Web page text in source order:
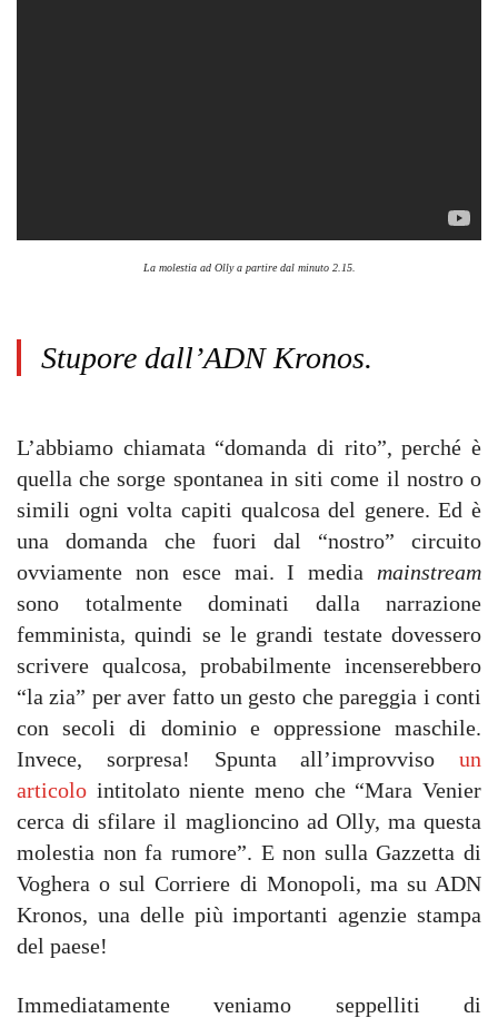
La molestia ad Olly a partire dal minuto 2.15.
Stupore dall’ADN Kronos.
L’abbiamo chiamata “domanda di rito”, perché è
quella che sorge spontanea in siti come il nostro o
simili ogni volta capiti qualcosa del genere. Ed è
una domanda che fuori dal “nostro” circuito
ovviamente non esce mai. I media mainstream
sono totalmente dominati dalla narrazione
femminista, quindi se le grandi testate dovessero
scrivere qualcosa, probabilmente incenserebbero
“la zia” per aver fatto un gesto che pareggia i conti
con secoli di dominio e oppressione maschile.
Invece, sorpresa! Spunta all’improvviso un
articolo intitolato niente meno che “Mara Venier
cerca di sfilare il maglioncino ad Olly, ma questa
molestia non fa rumore”. E non sulla Gazzetta di
Voghera o sul Corriere di Monopoli, ma su ADN
Kronos, una delle più importanti agenzie stampa
del paese!
Immediatamente veniamo seppelliti di